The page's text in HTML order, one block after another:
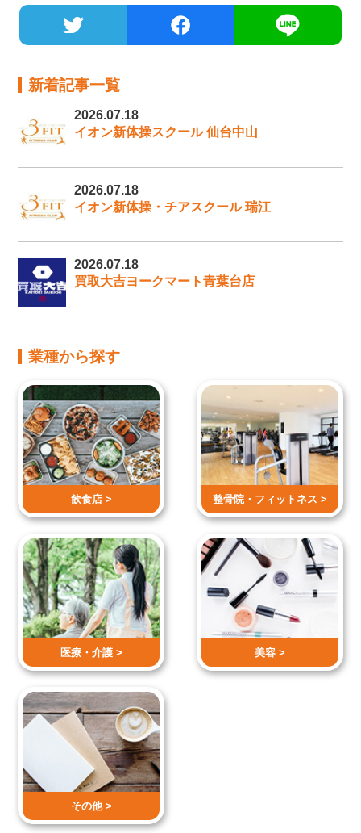
新着記事一覧
2026.07.18
イオン新体操スクール 仙台中山
2026.07.18
イオン新体操・チアスクール 瑞江
2026.07.18
買取大吉ヨークマート青葉台店
業種から探す
飲食店 > 整骨院・ フィットネス >
医療・介護 > 美容 >
その他 >